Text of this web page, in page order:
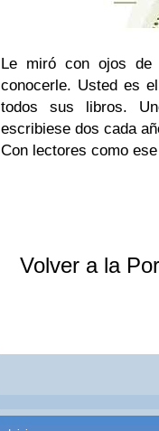
Le miró con ojos de
conocerle. Usted es
todos sus libros.
escribiese dos cada
Con lectores como
Volver a la